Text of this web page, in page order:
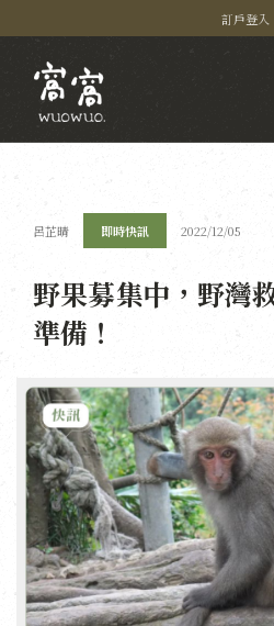
訂戶登入
呂芷晴 即時快訊 2022/12/05
野果募集中，野灣
準備！